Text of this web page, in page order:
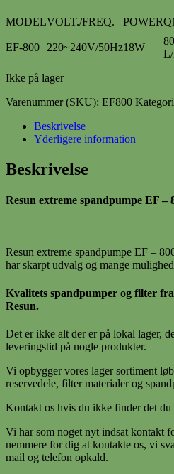
MODELVOLT./FREQ. POWER
EF-800
220~240V/50Hz18W
Ikke på lager
Varenummer (SKU): EF800
Beskrivelse
Yderligere information
Beskrivelse
Resun extreme spandpumpe EF –
Resun extreme spandpumpe EF –
har skarpt udvalg og mange
Kvalitets spandpumper og filter
Resun.
Det er ikke alt der er på lokal lager,
leveringstid på nogle produkter.
Vi opbygger vores lager sortiment
reservedele, filter materialer og
Kontakt os hvis du ikke finder det du
Vi har som noget nyt indsat kontakt
nemmere for dig at kontakte os, vi
mail og telefon opkald.